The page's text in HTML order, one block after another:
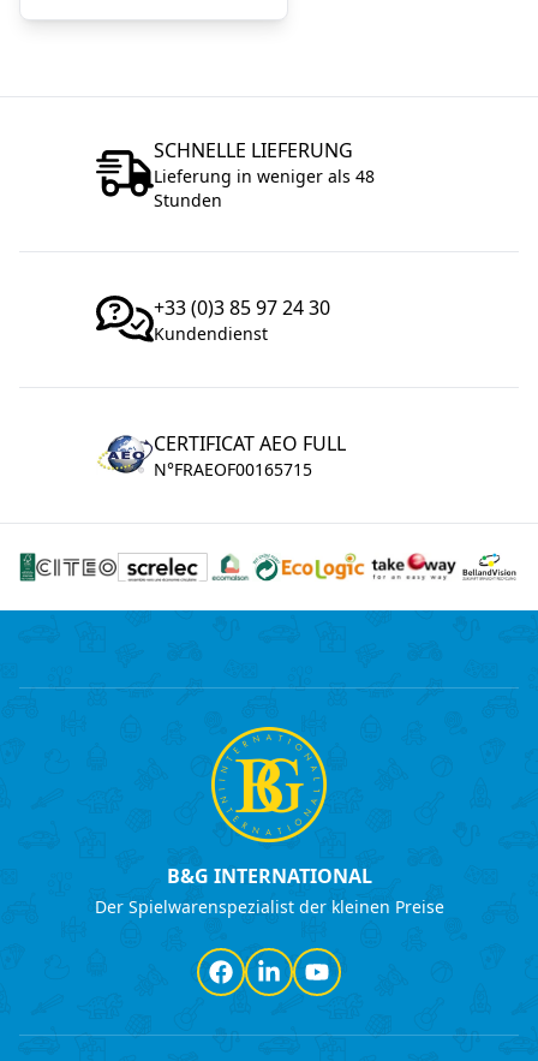
SCHNELLE LIEFERUNG
Lieferung in weniger als 48
Stunden
+33 (0)3 85 97 24 30
Kundendienst
CERTIFICAT AEO FULL
N°FRAEOF00165715
B&G INTERNATIONAL
Der Spielwarenspezialist der kleinen Preise
Facebook
LinkedInYouTube